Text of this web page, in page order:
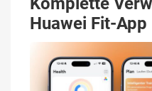
Huawei Fit-App